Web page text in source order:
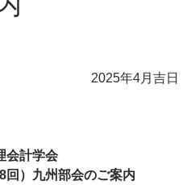
2025年4月吉日
会計学会
回）九州部会のご案内